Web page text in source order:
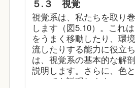
５.３ 視覚
視覚系は、私たちを取り
します（図5.10）。これ
をうまく移動したり、環
流したりする能力に役立
は、視覚系の基本的な解
説明します。さらに、色
ついても説明します。